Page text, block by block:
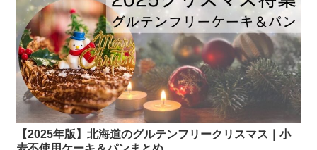
【2025年版】北海道のグルテンフリークリスマス｜小